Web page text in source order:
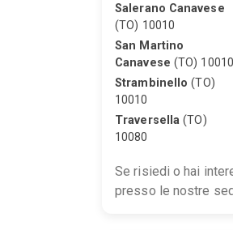
Salerano Canavese
(TO) 10010
San Martino
Canavese (TO) 10010
Strambinello (TO)
10010
Traversella (TO)
10080
Se risiedi o hai
presso le nostre